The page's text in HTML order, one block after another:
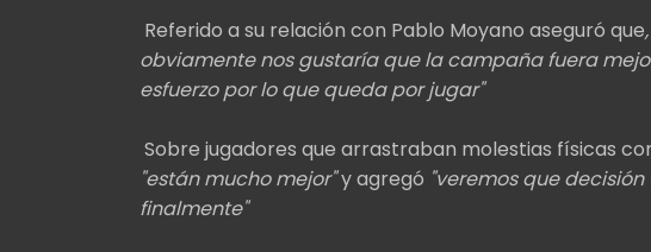
Referido a su relación con Pablo Moyano aseguró que
obviamente nos gustaría que la campaña fuera
esfuerzo por lo que queda por jugar"
Sobre jugadores que arrastraban molestias físicas
"están mucho mejor"y agregó "veremos que
finalmente"